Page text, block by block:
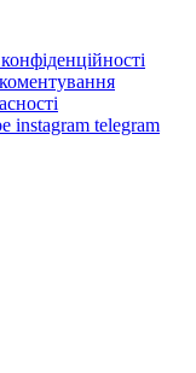
instagram telegram